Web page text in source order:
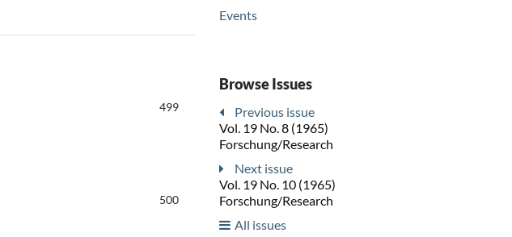
499
500
Events
Browse Issues
Previous issue
Vol. 19 No. 8 (1965)
Forschung/Research
Next issue
Vol. 19 No. 10 (1965)
Forschung/Research
All issues